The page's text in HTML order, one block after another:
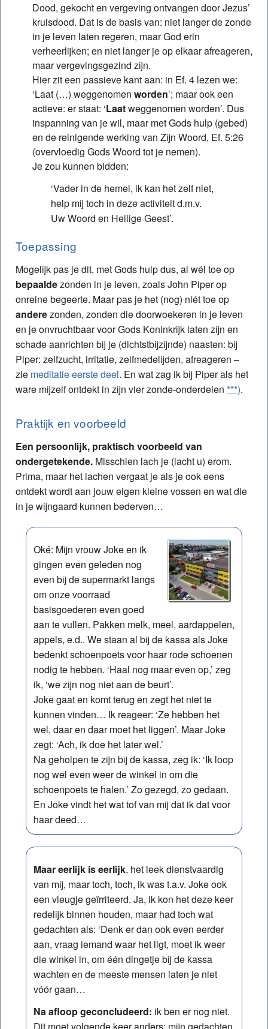
Dood, gekocht en vergeving ontvangen door Jezus’
kruisdood. Dat is de basis van: niet langer de zonde
in je leven laten regeren, maar God erin
verheerlijken; en niet langer je op elkaar afreageren,
maar vergevingsgezind zijn.
Hier zit een passieve kant aan: in Ef. 4 lezen we:
‘Laat (…) weggenomen worden’; maar ook een
actieve: er staat: ‘Laatweggenomen worden’. Dus
inspanning van je wil, maar met Gods hulp (gebed)
en de reinigende werking van Zijn Woord, Ef. 5:26
(overvloedig Gods Woord tot je nemen).
Je zou kunnen bidden:
‘Vader in de hemel, ik kan het zelf niet,
help mij toch in deze activiteit d.m.v.
Uw Woord en Heilige Geest’.
Toepassing
Mogelijk pas je dit, met Gods hulp dus, al wél toe op
bepaaldezonden in je leven, zoals John Piper op
onreine begeerte. Maar pas je het (nog) niét toe op
anderezonden, zonden die doorwoekeren in je leven
en je onvruchtbaar voor Gods Koninkrijk laten zijn en
schade aanrichten bij je (dichtstbijzijnde) naasten: bij
Piper: zelfzucht, irritatie, zelfmedelijden, afreageren –
zie meditatie eerste deel. En wat zag ik bij Piper als het
ware mijzelf ontdekt in zijn vier zonde-onderdelen ***).
Praktijk en voorbeeld
Een persoonlijk, praktisch voorbeeld van
ondergetekende. Misschien lach je (lacht u) erom.
Prima, maar het lachen vergaat je als je ook eens
ontdekt wordt aan jouw eigen kleine vossen en wat die
in je wijngaard kunnen bederven…
Oké: Mijn vrouw Joke en ik
gingen even geleden nog
even bij de supermarkt langs
om onze voorraad
basisgoederen even goed
aan te vullen. Pakken melk, meel, aardappelen,
appels, e.d.. We staan al bij de kassa als Joke
bedenkt schoenpoets voor haar rode schoenen
nodig te hebben. ‘Haal nog maar even op,’ zeg
ik, ‘we zijn nog niet aan de beurt’.
Joke gaat en komt terug en zegt het niet te
kunnen vinden… Ik reageer: ‘Ze hebben het
wel, daar en daar moet het liggen’. Maar Joke
zegt: ‘Ach, ik doe het later wel.’
Na geholpen te zijn bij de kassa, zeg ik: ‘Ik loop
nog wel even weer de winkel in om die
schoenpoets te halen.’ Zo gezegd, zo gedaan.
En Joke vindt het wat tof van mij dat ik dat voor
haar deed…
Maar eerlijk is eerlijk, het leek dienstvaardig
van mij, maar toch, toch, ik was t.a.v. Joke ook
een vleugje geïrriteerd. Ja, ik kon het deze keer
redelijk binnen houden, maar had toch wat
gedachten als: ‘Denk er dan ook even eerder
aan, vraag iemand waar het ligt, moet ik weer
die winkel in, om één dingetje bij de kassa
wachten en de meeste mensen laten je niet
vóór gaan…
Na afloop geconcludeerd: ik ben er nog niet.